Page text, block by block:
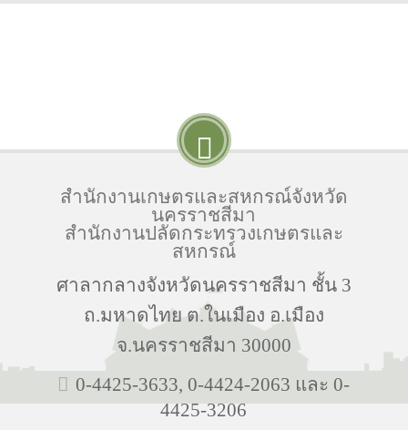
สำนักงานเกษตรและสหกรณ์จังหวัด
นครราชสีมา
สำนักงานปลัดกระทรวงเกษตรและ
สหกรณ์
ศาลากลางจังหวัดนครราชสีมา ชั้น 3
ถ.มหาดไทย ต.ในเมือง อ.เมือง
จ.นครราชสีมา 30000
0-4425-3633, 0-4424-2063 และ 0-
4425-3206